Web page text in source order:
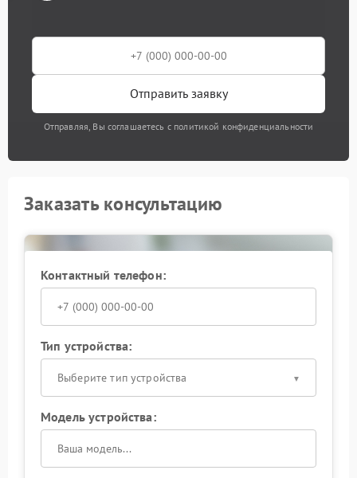
Отправить заявку
Отправляя, Вы соглашаетесь с политикой конфиденциальности
Заказать консультацию
Контактный телефон:
Тип устройства:
Выберите тип устройства
Модель устройства: